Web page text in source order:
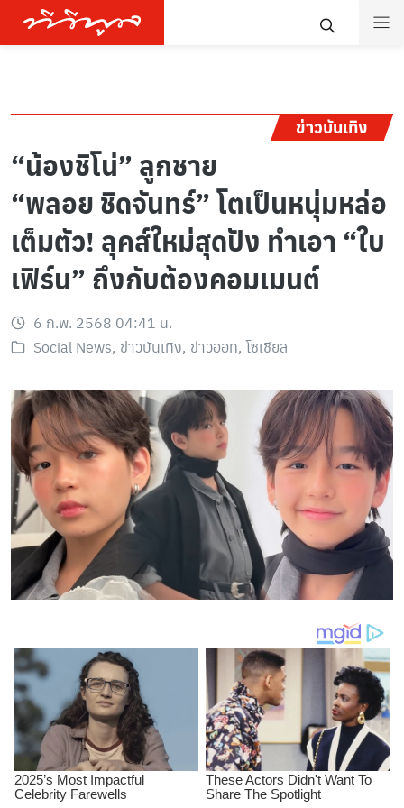
ข่าวบันเทิง
“น้องชิโน่” ลูกชาย
“พลอย ชิดจันทร์” โตเป็นหนุ่มหล่อ
เต็มตัว! ลุคส์ใหม่สุดปัง ทำเอา “ใบ
เฟิร์น” ถึงกับต้องคอมเมนต์
6 ก.พ. 2568 04:41 น.
Social News, ข่าวบันเทิง, ข่าวฮอท, โซเชียล